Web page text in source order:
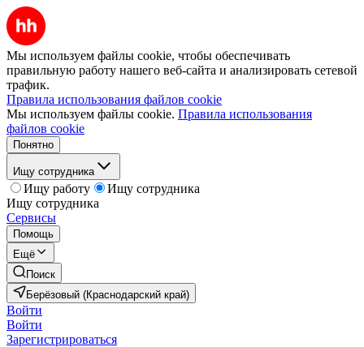
Мы используем файлы cookie, чтобы обеспечивать
правильную работу нашего веб-сайта и анализировать сетевой
трафик.
Правила использования файлов cookie
Мы используем файлы cookie. Правила использования
файлов cookie
Понятно
Ищу сотрудника
Ищу работу
Ищу сотрудника
Ищу сотрудника
Сервисы
Помощь
Ещё
Поиск
Берёзовый (Краснодарский край)
Войти
Войти
Зарегистрироваться